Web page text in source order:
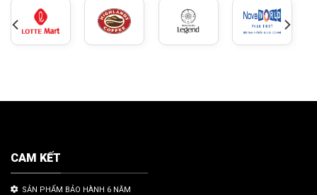
CAM KẾT
SẢN PHẨM BẢO HÀNH 6 NĂM